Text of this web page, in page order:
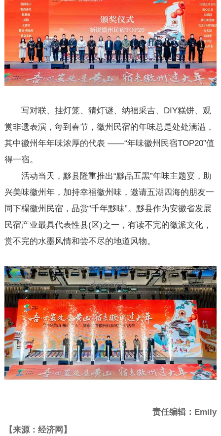
写对联、挂灯笼、猜灯谜、纳福采吉、DIY糕饼、观
赏非遗表演，每到春节，徽州民宿的年味总是处处满溢，
其中徽州年年味浓厚的代表 ——“年味徽州民宿TOP20”值
得一宿。
活动当天，黟县隆重推出“黟品五黑”年味主题宴，助
兴美味徽州年，加持幸福徽州味，邀请五湖四海的朋友一
同下榻徽州民宿，品赏“千年黟味”。黟县作为安徽省发展
民宿产业最具代表性县(区)之一，有读不完的徽派文化，
赏不完的水墨风情和尝不尽的地道风物。
责任编辑：Emily
【来源：经济网】